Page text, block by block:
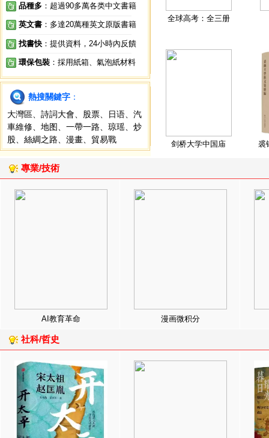
品種多 ：超過90多萬各类中文書籍
英文書 ：多達20萬種英文原版書籍
找書快 ：提供資料，24小時內反饋
環保包裝 ：採用紙箱、氣泡紙材料
熱搜關鍵字 ：
大灣區
詩詞大會 股票 日语
汽
車維修
地图 一帶一路 琼瑶
炒
股
絲綢之路 漫畫 貿易戰
全球高考：全三册
剑桥大学中国庙 裘
專業/技術
AI教育革命 漫画微积分
社科/哲史